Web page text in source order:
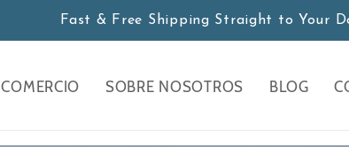
Fast & Free Shipping Straight to Your
COMERCIO SOBRE NOSOTROS BLOG